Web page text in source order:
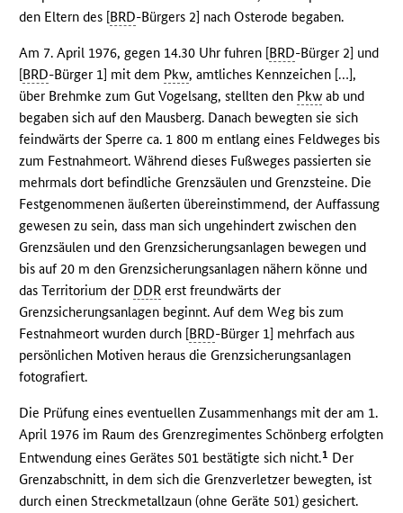
den Eltern des [BRD-Bürgers 2] nach Osterode begaben.
Am 7. April 1976, gegen 14.30 Uhr fuhren [BRD-Bürger 2] und
[BRD-Bürger 1] mit dem Pkw, amtliches Kennzeichen […],
über Brehmke zum Gut Vogelsang, stellten den Pkw ab und
begaben sich auf den Mausberg. Danach bewegten sie sich
feindwärts der Sperre ca. 1 800 m entlang eines Feldweges bis
zum Festnahmeort. Während dieses Fußweges passierten sie
mehrmals dort befindliche Grenzsäulen und Grenzsteine. Die
Festgenommenen äußerten übereinstimmend, der Auffassung
gewesen zu sein, dass man sich ungehindert zwischen den
Grenzsäulen und den Grenzsicherungsanlagen bewegen und
bis auf 20 m den Grenzsicherungsanlagen nähern könne und
das Territorium der DDR erst freundwärts der
Grenzsicherungsanlagen beginnt. Auf dem Weg bis zum
Festnahmeort wurden durch [BRD-Bürger 1] mehrfach aus
persönlichen Motiven heraus die Grenzsicherungsanlagen
fotografiert.
Die Prüfung eines eventuellen Zusammenhangs mit der am 1.
April 1976 im Raum des Grenzregimentes Schönberg erfolgten
Entwendung eines Gerätes 501 bestätigte sich nicht.1 Der
Grenzabschnitt, in dem sich die Grenzverletzer bewegten, ist
durch einen Streckmetallzaun (ohne Geräte 501) gesichert.